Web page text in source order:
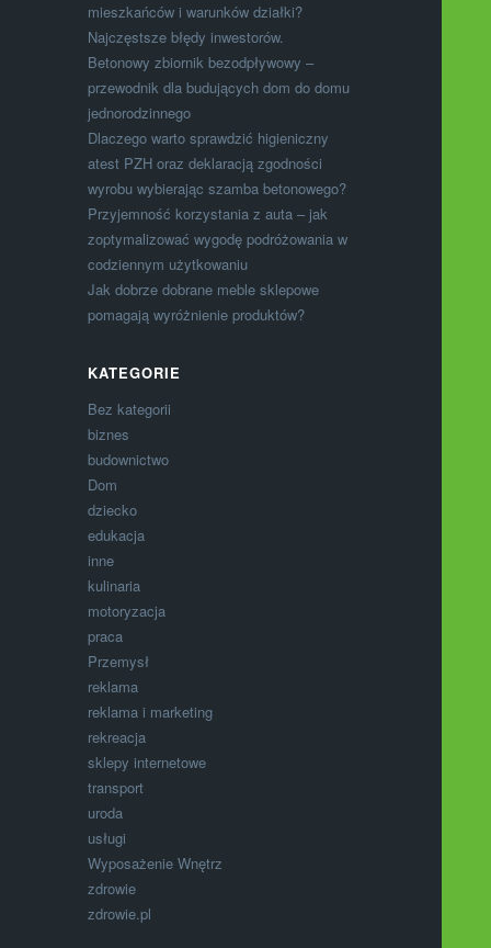
mieszkańców i warunków działki?
Najczęstsze błędy inwestorów.
Betonowy zbiornik bezodpływowy –
przewodnik dla budujących dom do domu
jednorodzinnego
Dlaczego warto sprawdzić higieniczny
atest PZH oraz deklaracją zgodności
wyrobu wybierając szamba betonowego?
Przyjemność korzystania z auta – jak
zoptymalizować wygodę podróżowania w
codziennym użytkowaniu
Jak dobrze dobrane meble sklepowe
pomagają wyróżnienie produktów?
KATEGORIE
Bez kategorii
biznes
budownictwo
Dom
dziecko
edukacja
inne
kulinaria
motoryzacja
praca
Przemysł
reklama
reklama i marketing
rekreacja
sklepy internetowe
transport
uroda
usługi
Wyposażenie Wnętrz
zdrowie
zdrowie.pl